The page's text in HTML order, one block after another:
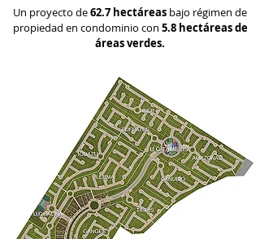
Un proyecto de62.7 hectáreas bajo régimen de
propiedad en condominio con 5.8 hectáreas de
áreas verdes.